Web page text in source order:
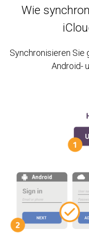
Wie
Synchronisieren Sie
Android-